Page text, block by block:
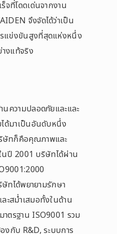
จที่โดดเด่นจากงาน
จึงจัดได้ว่าเป็น
แข่งขันสูงที่สุดแห่งหนึ่ง
งแท้จริง
ความปลอดภัยและและ
ด้มาเป็นอันดับหนึ่ง
ษัทก็คือคุณภาพและ
นปี 2001 บริษัทได้ผ่าน
ได้พยายามรักษา
ะสม่ำเสมอทั้งในด้าน
ตรฐาน ISO9001 รวม
งกับ R&D, ระบบการ